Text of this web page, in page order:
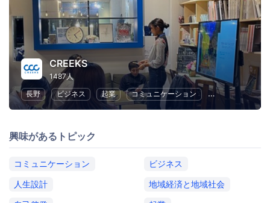
CREEKS
1487人
長野
ビジネス 起業 コミュニケーション 地域経済と地域
興味があるトピック
コミュニケーション
ビジネス
人生設計
地域経済と地域社会